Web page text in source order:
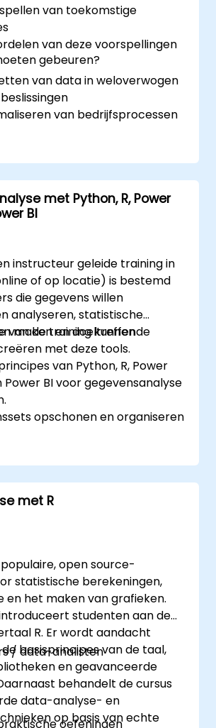
van toekomstige
van deze voorspellingen
gebeuren?
van data in weloverwogen
van bedrijfsprocessen
met Python, R, Power
BI
instructeur geleide training in
of op locatie) is bestemd
die gegevens willen
analyseren, statistische
maken en doeltreffende
met deze tools.
van de training kunnen
van Python, R, Power
Power BI voor gegevensanalyse
opschonen en organiseren
analyses uitvoeren en
maken met R.
dashboards en rapporten
met Power BI.
en analyseren.
met R
open source-
statistische berekeningen,
en het maken van grafieken.
studenten aan de
R. Er wordt aandacht
basisprincipes van de taal,
en geavanceerde
behandelt de cursus
data-analyse- en
op basis van echte
/ data-analisten
oefeningen